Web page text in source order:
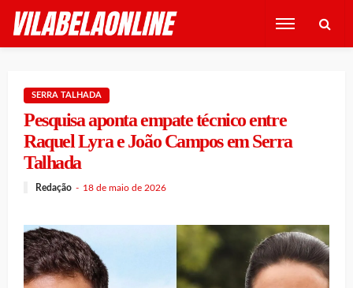
SERRA TALHADA
Pesquisa aponta empate técnico entre
Raquel Lyra e João Campos em Serra
Talhada
Redação 18 de maio de 2026